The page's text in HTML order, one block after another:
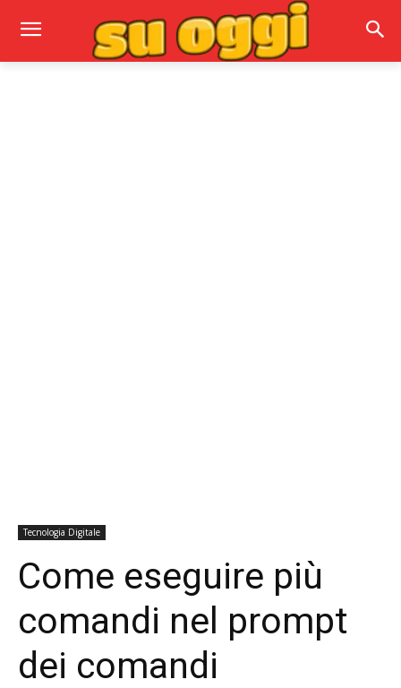
Tecnologia Digitale
Come eseguire più
comandi nel prompt
dei comandi